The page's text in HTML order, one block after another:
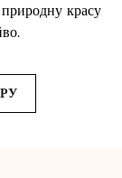
красу